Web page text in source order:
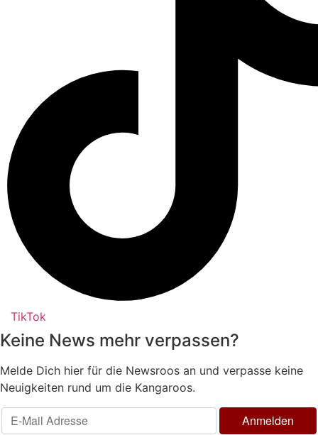
TikTok
Keine News mehr verpassen?
Melde Dich hier für die Newsroos an und verpasse keine
Neuigkeiten rund um die Kangaroos.